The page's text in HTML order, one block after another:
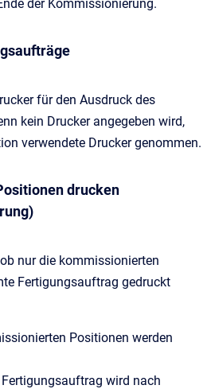
der Kommissionierung.
für den Ausdruck des
kein Drucker angegeben wird,
verwendete Drucker genommen.
drucken
nur die kommissionierten
Fertigungsauftrag gedruckt
Positionen werden
wird nach